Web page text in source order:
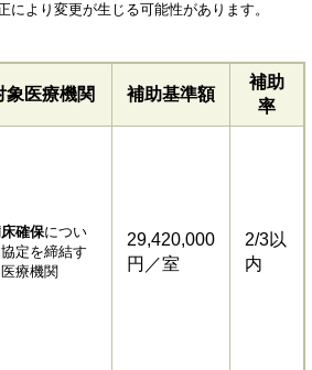
により変更が生じる可能性があります。
象医療機関 補助基準額
補助
率
確保につい
定を締結す
療機関
29,420,000
円／室
2/3以
内